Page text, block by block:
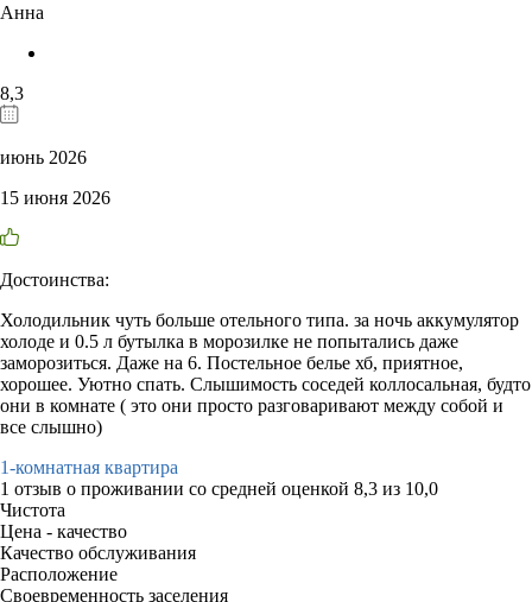
Анна
8,3
июнь 2026
15 июня 2026
Достоинства:
Холодильник чуть больше отельного типа. за ночь аккумулятор
холоде и 0.5 л бутылка в морозилке не попытались даже
заморозиться. Даже на 6. Постельное белье хб, приятное,
хорошее. Уютно спать. Слышимость соседей коллосальная, будто
они в комнате ( это они просто разговаривают между собой и
все слышно)
1-комнатная квартира
1 отзыв о проживании со средней оценкой 8,3 из 10,0
Чистота
Цена - качество
Качество обслуживания
Расположение
Своевременность заселения